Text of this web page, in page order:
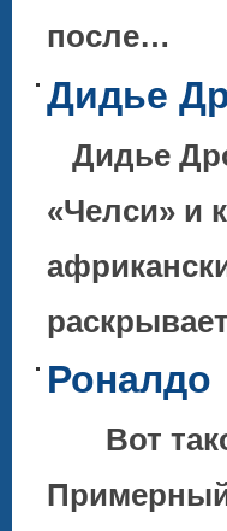
после…
Дидье
Дидье
«Челси» и
Роналдо
Вот